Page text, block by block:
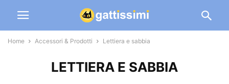
Home Accessori & Prodotti Lettiera e sabbia
LETTIERA E SABBIA